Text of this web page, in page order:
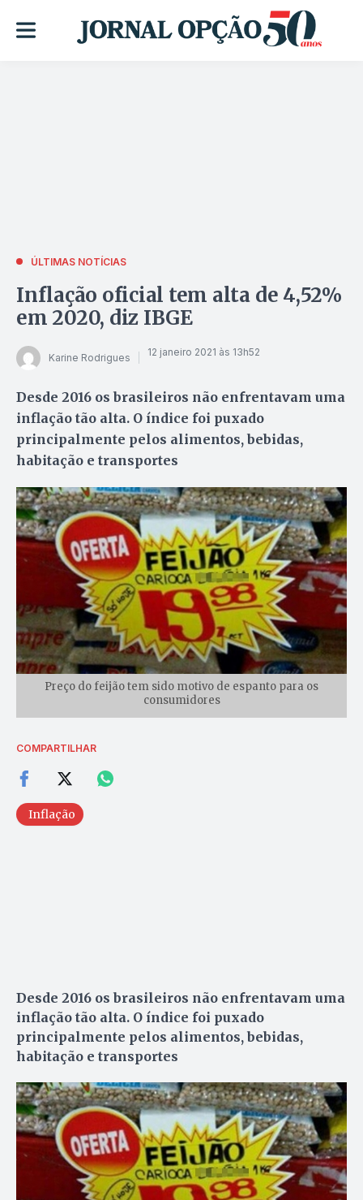
ÚLTIMAS NOTÍCIAS
Inflação oficial tem alta de 4,52%
em 2020, diz IBGE
Karine Rodrigues 12 janeiro 2021 às 13h52
Desde 2016 os brasileiros não enfrentavam uma
inflação tão alta. O índice foi puxado
principalmente pelos alimentos, bebidas,
habitação e transportes
Preço do feijão tem sido motivo de espanto para os
consumidores
COMPARTILHAR
Inflação
Desde 2016 os brasileiros não enfrentavam uma
inflação tão alta. O índice foi puxado
principalmente pelos alimentos, bebidas,
habitação e transportes